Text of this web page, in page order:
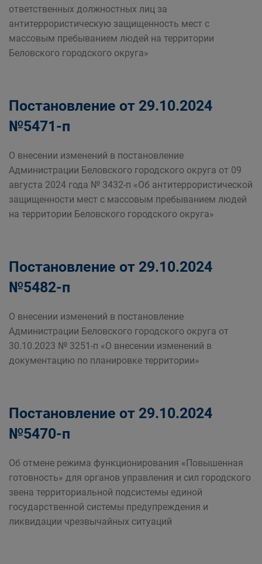
ответственных должностных лиц за
антитеррористическую защищенность мест с
массовым пребыванием людей на территории
Беловского городского округа»
Постановление от 29.10.2024
№5471-п
О внесении изменений в постановление
Администрации Беловского городского округа от 09
августа 2024 года № 3432-п «Об антитеррористической
защищенности мест с массовым пребыванием людей
на территории Беловского городского округа»
Постановление от 29.10.2024
№5482-п
О внесении изменений в постановление
Администрации Беловского городского округа от
30.10.2023 № 3251-п «О внесении изменений в
документацию по планировке территории»
Постановление от 29.10.2024
№5470-п
Об отмене режима функционирования «Повышенная
готовность» для органов управления и сил городского
звена территориальной подсистемы единой
государственной системы предупреждения и
ликвидации чрезвычайных ситуаций